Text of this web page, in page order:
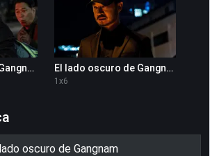
El lado oscuro de Gangnam 1x5 El lado oscuro de Gangnam 1x6
1 x6
oscuro de Gangnam